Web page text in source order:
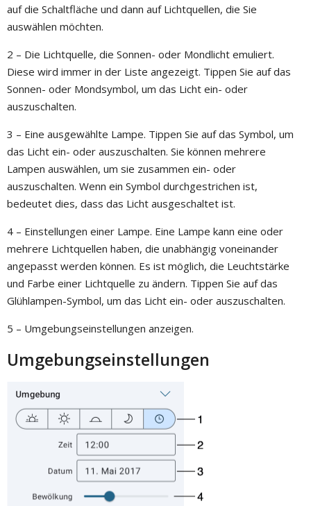
auf die Schaltfläche und dann auf Lichtquellen, die Sie
auswählen möchten.
2 – Die Lichtquelle, die Sonnen- oder Mondlicht emuliert.
Diese wird immer in der Liste angezeigt. Tippen Sie auf das
Sonnen- oder Mondsymbol, um das Licht ein- oder
auszuschalten.
3 – Eine ausgewählte Lampe. Tippen Sie auf das Symbol, um
das Licht ein- oder auszuschalten. Sie können mehrere
Lampen auswählen, um sie zusammen ein- oder
auszuschalten. Wenn ein Symbol durchgestrichen ist,
bedeutet dies, dass das Licht ausgeschaltet ist.
4 – Einstellungen einer Lampe. Eine Lampe kann eine oder
mehrere Lichtquellen haben, die unabhängig voneinander
angepasst werden können. Es ist möglich, die Leuchtstärke
und Farbe einer Lichtquelle zu ändern. Tippen Sie auf das
Glühlampen-Symbol, um das Licht ein- oder auszuschalten.
5 – Umgebungseinstellungen anzeigen.
Umgebungseinstellungen